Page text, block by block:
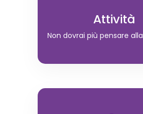
Attività
Non dovrai più pensare